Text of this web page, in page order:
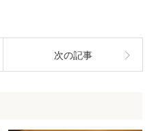
次の記事